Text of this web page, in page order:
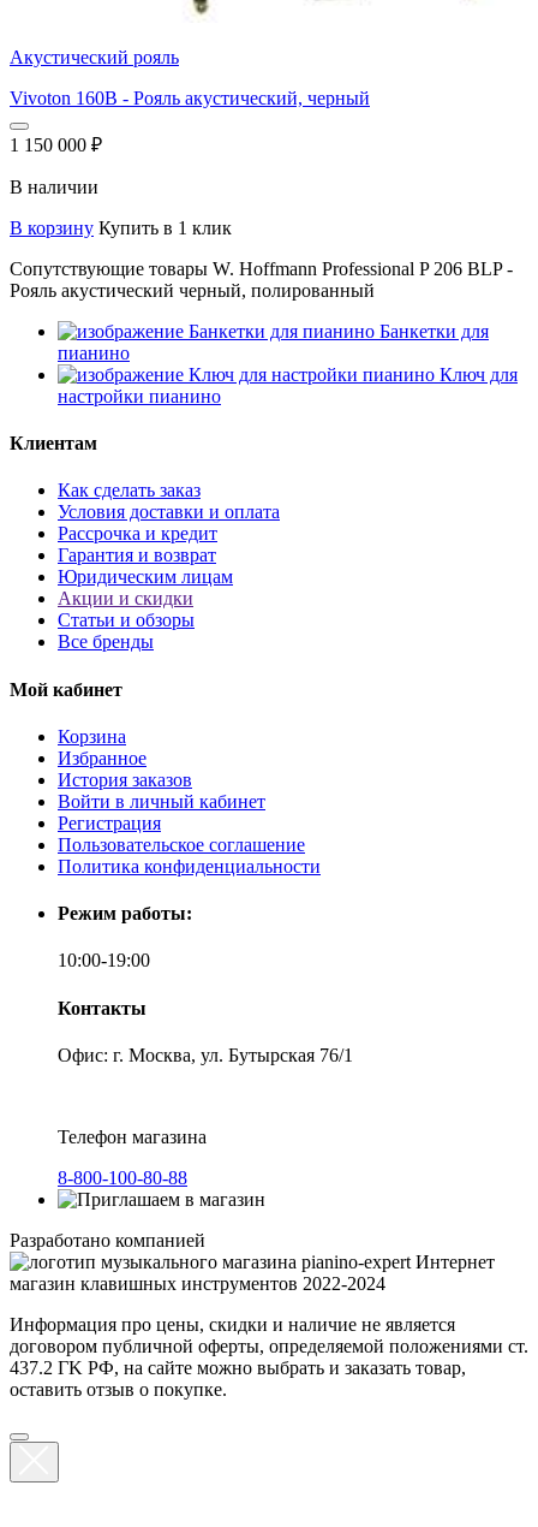
Акустический рояль
Vivoton 160B - Рояль акустический, черный
1 150 000 ₽
В наличии
В корзину Купить в 1 клик
Сопутствующие товары W. Hoffmann Professional P 206 BLP -
Рояль акустический черный, полированный
Банкетки для
пианино
Ключ для
настройки пианино
Клиентам
Как сделать заказ
Условия доставки и оплата
Рассрочка и кредит
Гарантия и возврат
Юридическим лицам
Акции и скидки
Статьи и обзоры
Все бренды
Мой кабинет
Корзина
Избранное
История заказов
Войти в личный кабинет
Регистрация
Пользовательское соглашение
Политика конфиденциальности
Режим работы:
10:00-19:00
Контакты
Офис: г. Москва, ул. Бутырская 76/1
Телефон магазина
8-800-100-80-88
Разработано компанией
Интернет
магазин клавишных инструментов 2022-2024
Информация про цены, скидки и наличие не является
договором публичной оферты, определяемой положениями ст.
437.2 ГK РФ, на сайте можно выбрать и заказать товар,
оставить отзыв о покупке.